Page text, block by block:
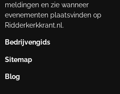
meldingen en zie wanneer
evenementen plaatsvinden op
Ridderkerkkrant.nl.
Bedrijvengids
Sitemap
Blog